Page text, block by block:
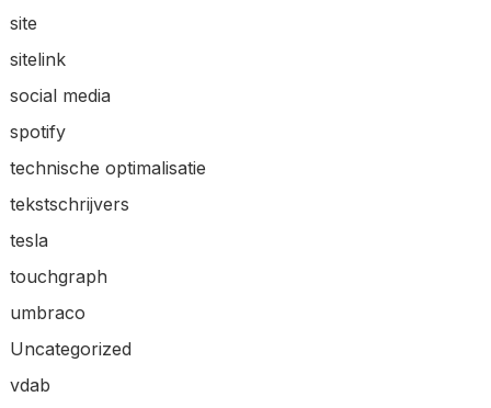
site
sitelink
social media
spotify
technische optimalisatie
tekstschrijvers
tesla
touchgraph
umbraco
Uncategorized
vdab